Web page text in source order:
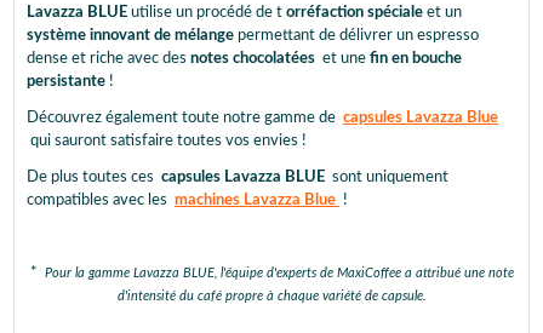
Lavazza BLUE utilise un procédé de t orréfaction spéciale et un
système innovant de mélange permettant de délivrer un espresso
dense et riche avec des notes chocolatées et une fin en bouche
persistante !
Découvrez également toute notre gamme de capsules Lavazza Blue
qui sauront satisfaire toutes vos envies !
De plus toutes ces capsules Lavazza BLUE sont uniquement
compatibles avec les machines Lavazza Blue !
*
Pour la gamme Lavazza BLUE, l'équipe d'experts de MaxiCoffee a attribué une note
d'intensité du café propre à chaque variété de capsule.